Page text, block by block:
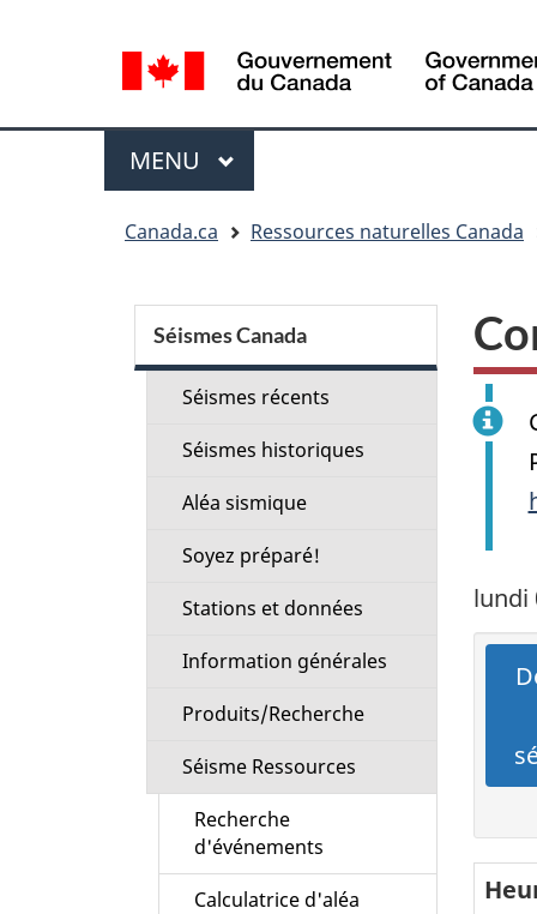
de
la
langue
Menu
MENU PRINCIPAL
Canada.ca Ressources naturelles Canada
lundi
Menu
de
la
section
Séismes Canada
Séismes récents
Séismes historiques
Aléa sismique
Soyez préparé!
Stations et données
Information générales
Produits/Recherche
Séisme Ressources
Recherche
d'événements
Calculatrice d'aléa